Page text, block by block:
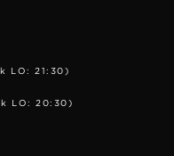
LO: 21:30)
LO: 20:30)